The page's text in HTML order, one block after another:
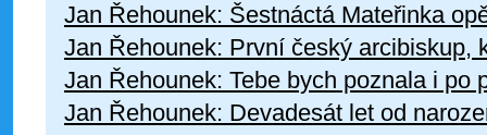
Jan Řehounek: Šestnáctá Mateřinka
Jan Řehounek: První český arcibiskup,
Jan Řehounek: Tebe bych poznala i po
Jan Řehounek: Devadesát let od